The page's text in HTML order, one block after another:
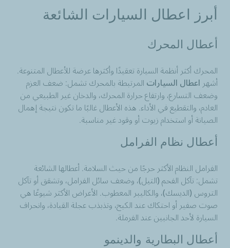
أبرز اعطال السيارات الشائعة
أعطال المحرك
المحرك أكثر أنظمة السيارة تعقيدًا وأكثرها عرضة للأعطال المتنوعة.
أشهراعطال السياراتالمرتبطة بالمحرك تشمل: ضعف العزم
وضعف التسارع، وارتفاع حرارة المحرك، والدخان غير الطبيعي من
العادم، والتقطيع في الأداء. هذه الأعطال غالبًا ما تكون نتيجة إهمال
الصيانة أو استخدام زيوت أو وقود غير مناسبة.
أعطال نظام الفرامل
الفرامل النظام الأكثر حرجًا من حيث السلامة. أعطالها الشائعة
تشمل: تآكل الفحم (التيل)، وضعف سائل الفرامل، وتشقق أو تآكل
التروس (الديسك)، والكاليبر المعطوب. الأعراض الأكثر شيوعًا هي
صوت صفير أو احتكاك عند الكبح، وتذبذب عجلة القيادة، وانحراف
السيارة لأحد الجانبين عند الفرملة.
أعطال البطارية والدينمو